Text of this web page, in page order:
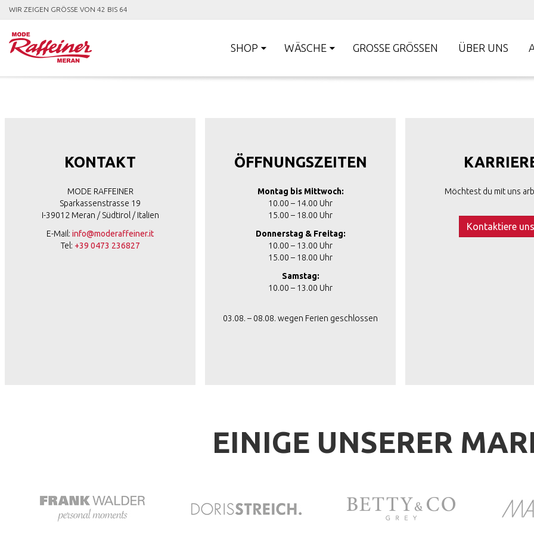
KONTAKT
MODE RAFFEINER
Sparkassenstrasse 19
I-39012 Meran / Südtirol / Italien
E-Mail: info@moderaffeiner.it
Tel: +39 0473 236827
ÖFFNUNGSZEITEN
Montag bis Mittwoch:
10.00 – 14.00 Uhr
15.00 – 18.00 Uhr
Donnerstag & Freitag:
10.00 – 13.00 Uhr
15.00 – 18.00 Uhr
Samstag:
10.00 – 13.00 Uhr
03.08. – 08.08. wegen Ferien geschlossen
Möchtest du mit uns
Kontaktiere uns
EINIGE UNSERER
WIR ZEIGEN GRÖSSE VON 42 BIS 64
SHOP WÄSCHE GROSSE GRÖSSEN ÜBER UNS